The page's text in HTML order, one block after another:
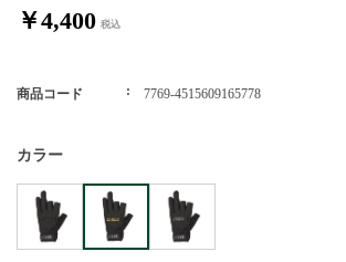
￥4,400
商品コード 7769-4515609165778
カラー